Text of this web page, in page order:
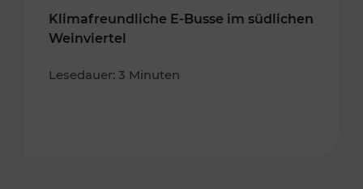
Klimafreundliche E-Busse im südlichen
Weinviertel
Lesedauer: 3 Minuten